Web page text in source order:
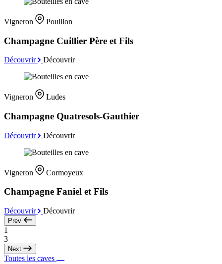
Vigneron Pouillon
Champagne Cuillier Père et Fils
Découvrir Découvrir
Vigneron Ludes
Champagne Quatresols-Gauthier
Découvrir Découvrir
Vigneron Cormoyeux
Champagne Faniel et Fils
Découvrir Découvrir
Prev
1
3
Next
Toutes les caves